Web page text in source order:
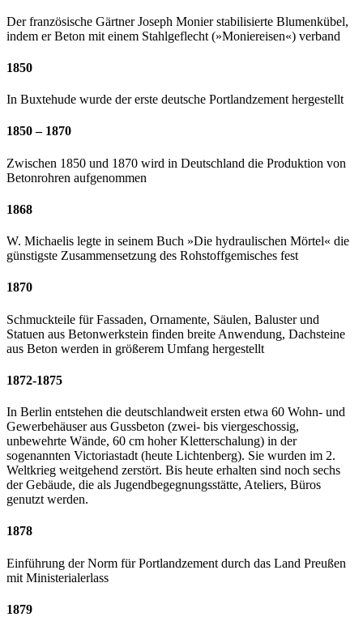
Der französische Gärtner Joseph Monier stabilisierte Blumenkübel,
indem er Beton mit einem Stahlgeflecht (»Moniereisen«) verband
1850
In Buxtehude wurde der erste deutsche Portlandzement hergestellt
1850 – 1870
Zwischen 1850 und 1870 wird in Deutschland die Produktion von
Betonrohren aufgenommen
1868
W. Michaelis legte in seinem Buch »Die hydraulischen Mörtel« die
günstigste Zusammensetzung des Rohstoffgemisches fest
1870
Schmuckteile für Fassaden, Ornamente, Säulen, Baluster und
Statuen aus Betonwerkstein finden breite Anwendung, Dachsteine
aus Beton werden in größerem Umfang hergestellt
1872-1875
In Berlin entstehen die deutschlandweit ersten etwa 60 Wohn- und
Gewerbehäuser aus Gussbeton (zwei- bis viergeschossig,
unbewehrte Wände, 60 cm hoher Kletterschalung) in der
sogenannten Victoriastadt (heute Lichtenberg). Sie wurden im 2.
Weltkrieg weitgehend zerstört. Bis heute erhalten sind noch sechs
der Gebäude, die als Jugendbegegnungsstätte, Ateliers, Büros
genutzt werden.
1878
Einführung der Norm für Portlandzement durch das Land Preußen
mit Ministerialerlass
1879